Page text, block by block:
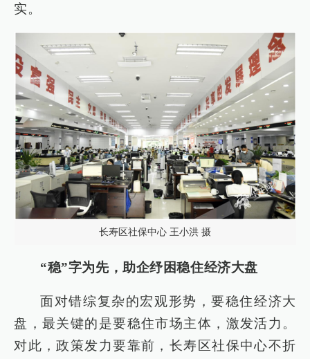
实。
长寿区社保中心 王小洪 摄
“稳”字为先，助企纾困稳住经济大盘
面对错综复杂的宏观形势，要稳住经济大
盘，最关键的是要稳住市场主体，激发活力。
对此，政策发力要靠前，长寿区社保中心不折